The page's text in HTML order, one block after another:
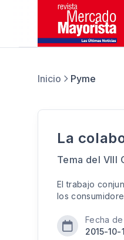
Inicio Pyme
La
Tema del VIII
El trabajo
los
Fecha
2015-10-